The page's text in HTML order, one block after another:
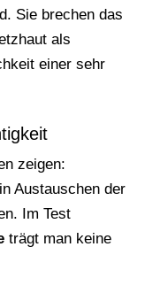
Sie brechen das
als
einer sehr
zeigen:
Austauschen der
Im Test
trägt man keine